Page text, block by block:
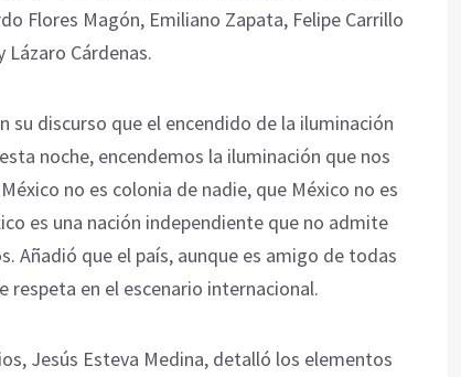
Flores Magón, Emiliano Zapata, Felipe Carrillo
Lázaro Cárdenas.
su discurso que el encendido de la iluminación
noche, encendemos la iluminación que nos
no es colonia de nadie, que México no es
es una nación independiente que no admite
Añadió que el país, aunque es amigo de todas
respeta en el escenario internacional.
Jesús Esteva Medina, detalló los elementos